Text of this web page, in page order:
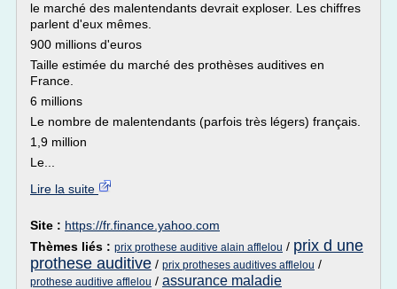
le marché des malentendants devrait exploser. Les chiffres
parlent d'eux mêmes.
900 millions d'euros
Taille estimée du marché des prothèses auditives en
France.
6 millions
Le nombre de malentendants (parfois très légers) français.
1,9 million
Le...
Lire la suite
Site : https://fr.finance.yahoo.com
Thèmes liés : prix prothese auditive alain afflelou / prix d une
prothese auditive / prix protheses auditives afflelou /
prothese auditive afflelou / assurance maladie